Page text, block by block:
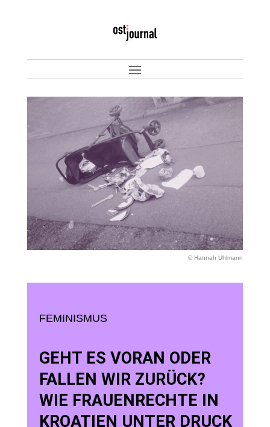
© Hannah Uhlmann
FEMINISMUS
GEHT ES VORAN ODER
FALLEN WIR ZURÜCK?
WIE FRAUENRECHTE IN
KROATIEN UNTER DRUCK